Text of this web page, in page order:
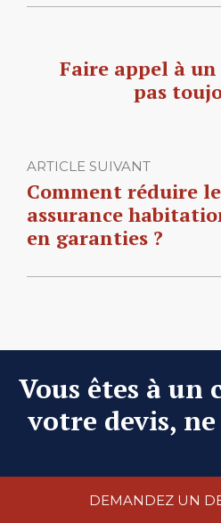
Faire appel à
pas
ARTICLE SUIVANT
Comment réduire
assurance
en garanties ?
Vous êtes à
votre devis,
DEMANDEZ UN